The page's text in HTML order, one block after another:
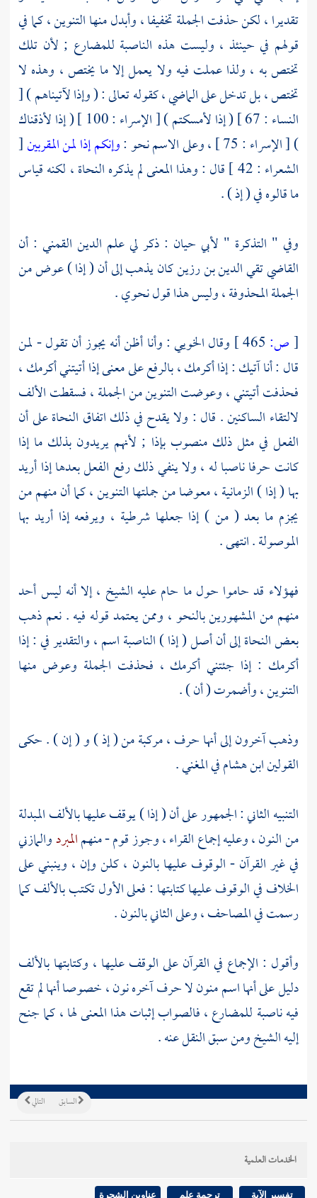
تقديرا ، لكن حذفت الجملة تخفيفا ، وأبدل منها التنوين ، كما في
قولهم في حينئذ ، وليست هذه الناصبة للمضارع ; لأن تلك
تختص به ، ولذا عملت فيه ولا يعمل إلا ما يختص ، وهذه لا
تختص ، بل تدخل على الماضي ، كقوله تعالى : ( وإذا لآتيناهم ) [
النساء : 67 ] ( إذا لأمسكتم ) [ الإسراء : 100 ] ( إذا لأذقناك
) [ الإسراء : 75 ] ، وعلى الاسم نحو :
وإنكم إذا لمن المقربين[
الشعراء : 42 ] قال : وهذا المعنى لم يذكره النحاة ، لكنه قياس
ما قالوه في ( إذ ) .
وفي " التذكرة " لأبي حيان : ذكر ليعلم الدين القمني : أن
القاضيتقي الدين بن رزينكان يذهب إلى أن ( إذا ) عوض من
الجملة المحذوفة ، وليس هذا قول نحوي .
[ص: وقالالخويي: وأنا أظن أنه يجوز أن تقول - لمن
قال : أنا آتيك : إذا أكرمك ، بالرفع على معنى إذا أتيتني أكرمك ،
فحذفت أتيتني ، وعوضت التنوين من الجملة ، فسقطت الألف
لالتقاء الساكنين . قال : ولا يقدح في ذلك اتفاق النحاة على أن
الفعل في مثل ذلك منصوب بإذا ; لأنهم يريدون بذلك ما إذا
كانت حرفا ناصبا له ، ولا ينفي ذلك رفع الفعل بعدها إذا أريد
بها ( إذا ) الزمانية ، معوضا من جملتها التنوين ، كما أن منهم من
يجزم ما بعد ( من ) إذا جعلها شرطية ، ويرفعه إذا أريد بها
الموصولة . انتهى .
فهؤلاء قد حاموا حول ما حام عليه الشيخ ، إلا أنه ليس أحد
منهم من المشهورين بالنحو ، وممن يعتمد قوله فيه . نعم ذهب
بعض النحاة إلى أن أصل ( إذا ) الناصبة اسم ، والتقدير في : إذا
أكرمك : إذا جئتني أكرمك ، فحذفت الجملة وعوض منها
التنوين ، وأضمرت ( أن ) .
وذهب آخرون إلى أنها حرف ، مركبة من ( إذ ) و ( إن ) . حكى
القولينابن هشامفي المغني .
التنبيه الثاني : الجمهور على أن ( إذا ) يوقف عليها بالألف المبدلة
من النون ، وعليه إجماع القراء ، وجوز قوم - منهمالمبردوالمازني
في غير القرآن - الوقوف عليها بالنون ، كلن وإن ، وينبني على
الخلاف في الوقوف عليها كتابتها : فعلى الأول تكتب بالألف كما
رسمت في المصاحف ، وعلى الثاني بالنون .
وأقول : الإجماع في القرآن على الوقف عليها ، وكتابتها بالألف
دليل على أنها اسم منون لا حرف آخره نون ، خصوصا أنها لم تقع
فيه ناصبة للمضارع ، فالصواب إثبات هذا المعنى لها ، كما جنح
إليه الشيخ ومن سبق النقل عنه .
التالي السابق
الخدمات العلمية
تفسير الآية ترجمة علم عناوين الشجرة